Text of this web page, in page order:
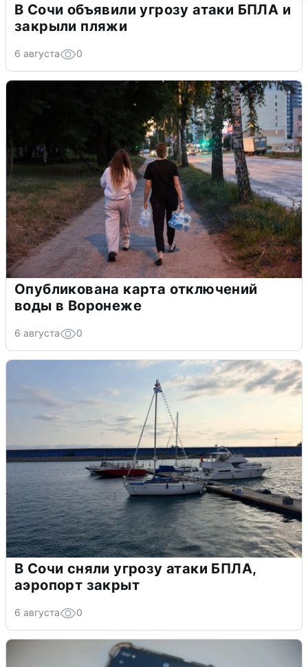
В Сочи объявили угрозу атаки БПЛА и
закрыли пляжи
6 августа 0
Опубликована карта отключений
воды в Воронеже
6 августа 0
В Сочи сняли угрозу атаки БПЛА,
аэропорт закрыт
6 августа 0